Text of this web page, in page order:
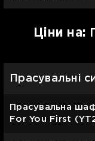
Цiни на:
Прасувальні
Прасувальна
For You First